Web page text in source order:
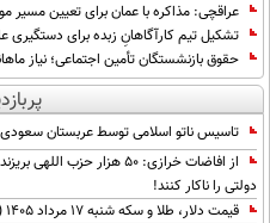
عراقچی: مذاکره با عمان برای تعیین مسیر
تشکیل تیم کارآگاهانِ زبده برای دستگیری
حقوق بازنشستگان تأمین اجتماعی؛ نیاز ماهانه به ۲۵۳ هزار میلیارد
تاسیس ناتو اسلامی توسط عربستان
از افاضات خرازی: ۵۰ هزار
دولتی را ناکار کنند!
قیمت دلار، طلا و سکه شنبه ۱۷ مرداد ۱۴۰۵ (+جدول قیمت)